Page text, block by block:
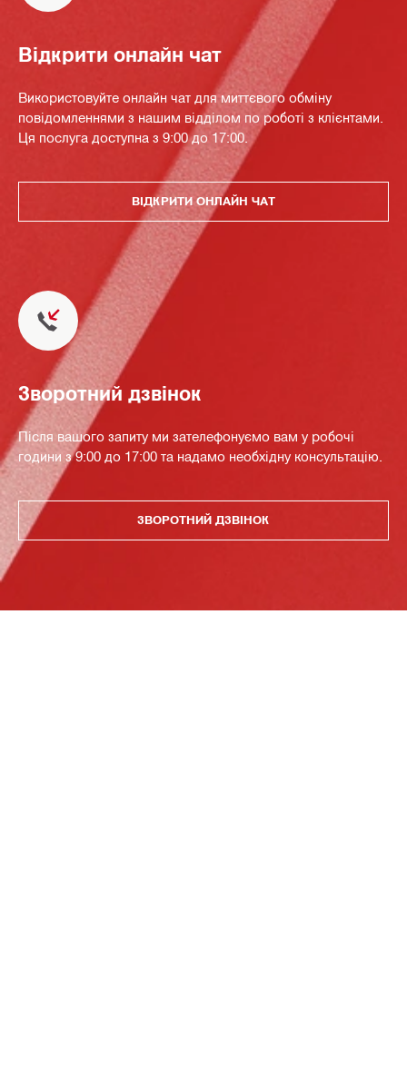
Відкрити онлайн чат
Використовуйте онлайн чат для миттєвого обміну
повідомленнями з нашим відділом по роботі з клієнтами.
Ця послуга доступна з 9:00 до 17:00.
ВІДКРИТИ ОНЛАЙН ЧАТ
Зворотний дзвінок
Після вашого запиту ми зателефонуємо вам у робочі
години з 9:00 до 17:00 та надамо необхідну консультацію.
ЗВОРОТНИЙ ДЗВІНОК